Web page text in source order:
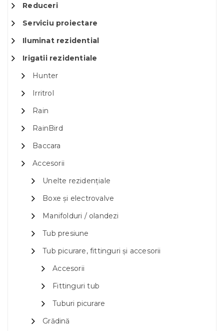
Reduceri
Serviciu proiectare
Iluminat rezidential
Irigatii rezidentiale
Hunter
Irritrol
Rain
RainBird
Baccara
Accesorii
Unelte rezidențiale
Boxe și electrovalve
Manifolduri / olandezi
Tub presiune
Tub picurare, fittinguri și accesorii
Accesorii
Fittinguri tub
Tuburi picurare
Grădină